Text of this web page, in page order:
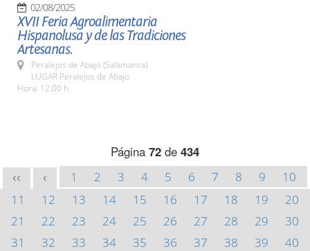
02/08/2025
XVII Feria Agroalimentaria
Hispanolusa y de las Tradiciones
Artesanas.
Peralejos de Abajo (Salamanca)
LUGAR Peralejos de Abajo
Hora: 12:00 h.
Página 72 de 434
<< < 1 2 3 4 5 6 7 8 9
10
11
12 13 14 15 16 17 18 19
20
21
22 23 24 25 26 27 28 29
30
31
32 33 34 35 36 37 38 39
40